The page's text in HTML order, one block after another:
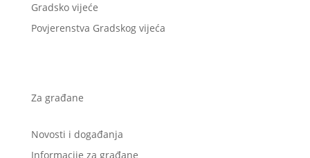
Gradsko vijeće
Povjerenstva Gradskog vijeća
Za građane
Novosti i događanja
Informacije za građane